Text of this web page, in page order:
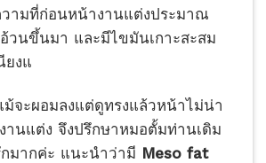
ามที่ก่อนหน้างานแต่งประมาณ
วนขึ้นมา และมีไขมันเกาะสะสม
ยงแ
ม้จะผอมลงแต่ดูทรงแล้วหน้าไม่น่า
านแต่ง จึงปรึกษาหมอตั้มท่านเดิม
มากค่ะ แนะนำว่ามี Meso fat